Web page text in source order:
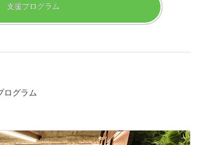
支援プログラム
ログラム